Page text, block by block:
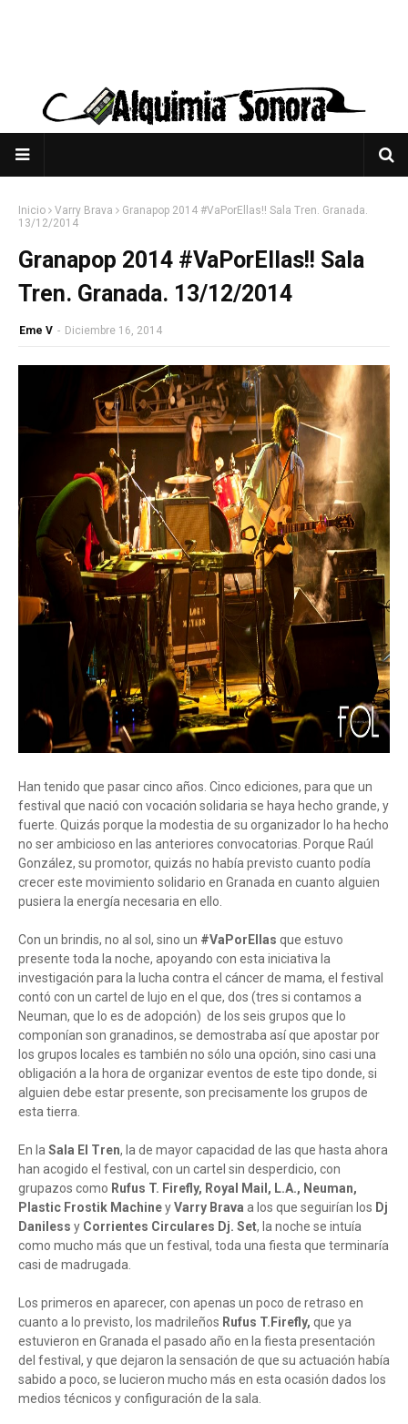
Inicio Varry Brava
Granapop 2014 #VaPorEllas!! Sala Tren. Granada.
13/12/2014
Granapop 2014 #VaPorEllas!! Sala
Tren. Granada. 13/12/2014
Eme V - Diciembre 16, 2014
Han tenido que pasar cinco años. Cinco ediciones, para que un
festival que nació con vocación solidaria se haya hecho grande, y
fuerte. Quizás porque la modestia de su organizador lo ha hecho
no ser ambicioso en las anteriores convocatorias. Porque Raúl
González, su promotor, quizás no había previsto cuanto podía
crecer este movimiento solidario en Granada en cuanto alguien
pusiera la energía necesaria en ello.
Con un brindis, no al sol, sino un #VaPorEllas que estuvo
presente toda la noche, apoyando con esta iniciativa la
investigación para la lucha contra el cáncer de mama, el festival
contó con un cartel de lujo en el que, dos (tres si contamos a
Neuman, que lo es de adopción) de los seis grupos que lo
componían son granadinos, se demostraba así que apostar por
los grupos locales es también no sólo una opción, sino casi una
obligación a la hora de organizar eventos de este tipo donde, si
alguien debe estar presente, son precisamente los grupos de
esta tierra.
En laSala El Tren, la de mayor capacidad de las que hasta ahora
han acogido el festival, con un cartel sin desperdicio, con
grupazos como Rufus T. Firefly, Royal Mail, L.A., Neuman,
Plastic Frostik MachineyVarry Brava a los que seguirían los Dj
Daniless y Corrientes Circulares Dj. Set, la noche se intuía
como mucho más que un festival, toda una fiesta que terminaría
casi de madrugada.
Los primeros en aparecer, con apenas un poco de retraso en
cuanto a lo previsto, los madrileños Rufus T.Firefly, que ya
estuvieron en Granada el pasado año en la fiesta presentación
del festival, y que dejaron la sensación de que su actuación había
sabido a poco, se lucieron mucho más en esta ocasión dados los
medios técnicos y configuración de la sala.